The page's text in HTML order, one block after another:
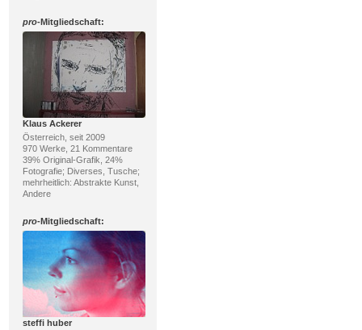
pro-Mitgliedschaft:
Klaus Ackerer
Österreich, seit 2009
970 Werke, 21 Kommentare
39% Original-Grafik, 24%
Fotografie; Diverses, Tusche;
mehrheitlich: Abstrakte Kunst,
Andere
pro-Mitgliedschaft:
steffi huber